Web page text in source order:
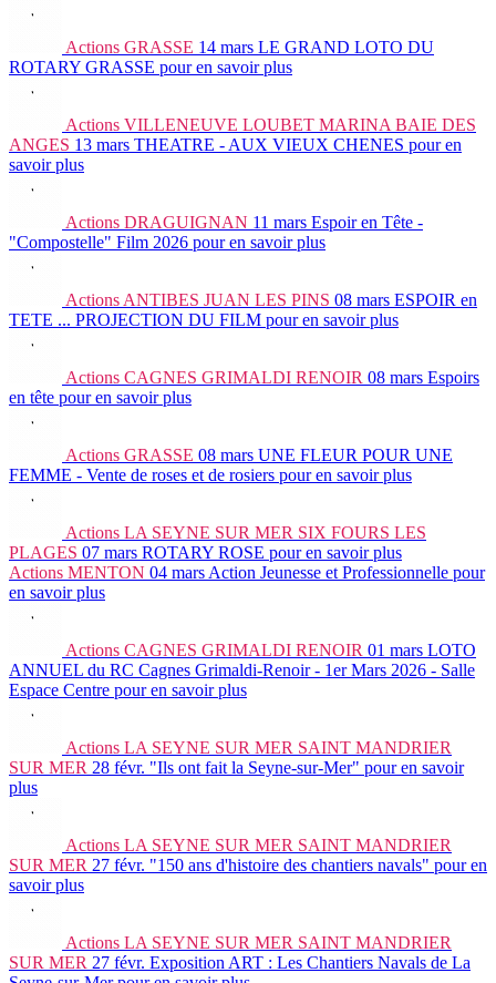
Actions GRASSE 14 mars LE GRAND LOTO DU
ROTARY GRASSE pour en savoir plus
Actions VILLENEUVE LOUBET MARINA BAIE DES
ANGES 13 mars THEATRE - AUX VIEUX CHENES pour en
savoir plus
Actions DRAGUIGNAN 11 mars Espoir en Tête -
"Compostelle" Film 2026 pour en savoir plus
Actions ANTIBES JUAN LES PINS 08 mars ESPOIR en
TETE ... PROJECTION DU FILM pour en savoir plus
Actions CAGNES GRIMALDI RENOIR 08 mars Espoirs
en tête pour en savoir plus
Actions GRASSE 08 mars UNE FLEUR POUR UNE
FEMME - Vente de roses et de rosiers pour en savoir plus
Actions LA SEYNE SUR MER SIX FOURS LES
PLAGES 07 mars ROTARY ROSE pour en savoir plus
Actions MENTON 04 mars Action Jeunesse et Professionnelle pour
en savoir plus
Actions CAGNES GRIMALDI RENOIR 01 mars LOTO
ANNUEL du RC Cagnes Grimaldi-Renoir - 1er Mars 2026 - Salle
Espace Centre pour en savoir plus
Actions LA SEYNE SUR MER SAINT MANDRIER
SUR MER 28 févr. "Ils ont fait la Seyne-sur-Mer" pour en savoir
plus
Actions LA SEYNE SUR MER SAINT MANDRIER
SUR MER 27 févr. "150 ans d'histoire des chantiers navals" pour en
savoir plus
Actions LA SEYNE SUR MER SAINT MANDRIER
SUR MER 27 févr. Exposition ART : Les Chantiers Navals de La